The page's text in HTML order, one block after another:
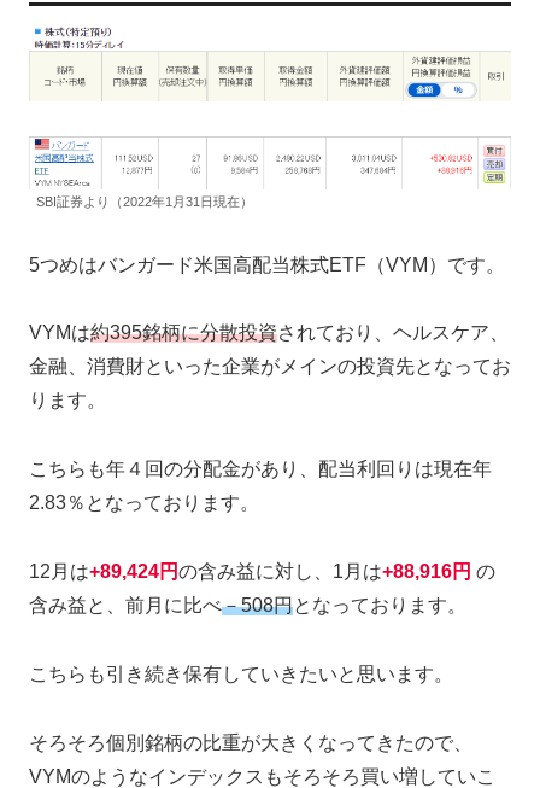
SBI証券より（2022年1月31日現在）
5つめはバンガード米国高配当株式ETF（VYM）です。
VYMは約395銘柄に分散投資されており、ヘルスケア、
金融、消費財といった企業がメインの投資先となってお
ります。
こちらも年４回の分配金があり、配当利回りは現在年
2.83％となっております。
12月は+89,424円の含み益に対し、1月は+88,916円 の
含み益と、前月に比べ－508円となっております。
こちらも引き続き保有していきたいと思います。
そろそろ個別銘柄の比重が大きくなってきたので、
VYMのようなインデックスもそろそろ買い増していこ